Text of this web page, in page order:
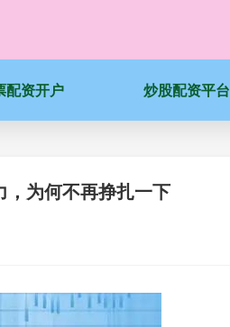
配资开户 炒股配资平台
为何不再挣扎一下